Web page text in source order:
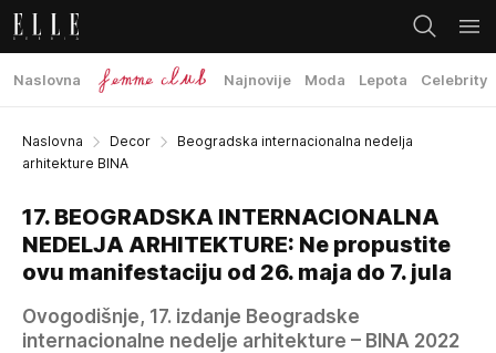
Naslovna Najnovije Moda Lepota Celebrity
Naslovna Decor
Beogradska internacionalna nedelja
arhitekture BINA
17. BEOGRADSKA INTERNACIONALNA
NEDELJA ARHITEKTURE: Ne propustite
ovu manifestaciju od 26. maja do 7. jula
Ovogodišnje, 17. izdanje Beogradske
internacionalne nedelje arhitekture – BINA 2022